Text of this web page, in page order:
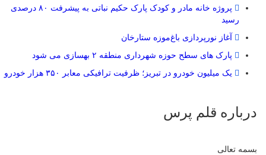
پروژه خانه مادر و کودک پارک حکیم نباتی به پیشرفت ۸۰ درصدی
رسید
آغاز نورپردازی باغ‌موزه ستارخان
پارک های سطح حوزه شهرداری منطقه ۲ بهسازی می شود
یک میلیون خودرو در تبریز؛ ظرفیت ترافیکی معابر ۳۵۰ هزار خودرو
درباره قلم پرس
بسمه تعالی